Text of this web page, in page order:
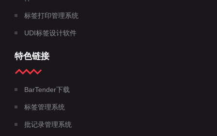
标签打印管理系统
UDI标签设计软件
特色链接
BarTender下载
标签管理系统
批记录管理系统